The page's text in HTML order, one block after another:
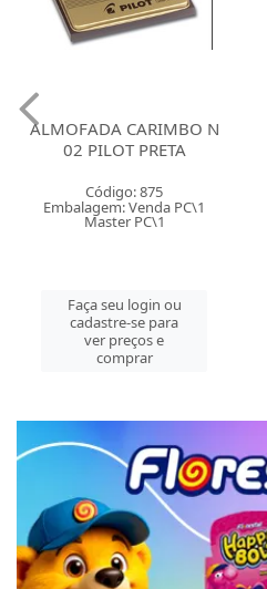
ALMOFADA CARIMBO N
02 PILOT PRETA
Código: 875
Embalagem: Venda PC\1
Master PC\1
Faça seu login ou
cadastre-se para
ver preços e
comprar